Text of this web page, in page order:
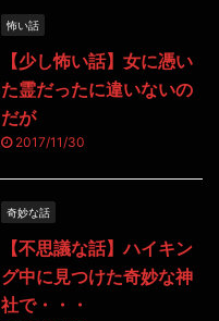
怖い話
【少し怖い話】女に憑い
た霊だったに違いないの
だが
2017/11/30
奇妙な話
【不思議な話】ハイキン
グ中に見つけた奇妙な神
社で・・・